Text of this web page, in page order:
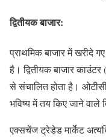
द्वितीयक बाजार:
प्राथमिक बाजार में खरीदे
है। द्वितीयक बाजार
से संचालित होता है। ओटीसी
भविष्य में तय किए जाने
एक्सचेंज ट्रेडेड मार्केट